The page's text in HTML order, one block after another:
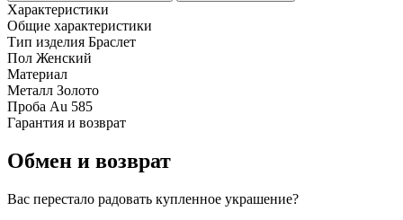
Характеристики
Общие характеристики
Тип изделия Браслет
Пол Женский
Материал
Металл Золото
Проба Au 585
Гарантия и возврат
Обмен и возврат
Вас перестало радовать купленное украшение?